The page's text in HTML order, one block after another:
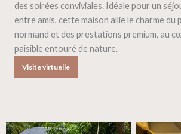
des soirées conviviales. Idéale pour un
entre amis, cette maison allie le charme du
normand et des prestations premium, au
paisible entouré de nature.
Visite virtuelle